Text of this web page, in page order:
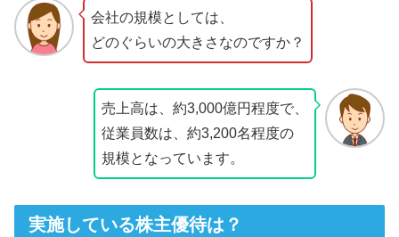
会社の規模としては、
どのぐらいの大きさなのですか？
売上高は、約3,000億円程度で、
従業員数は、約3,200名程度の
規模となっています。
実施している株主優待は？